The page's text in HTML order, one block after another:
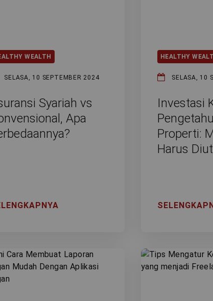
WEALTH
SELASA, 10 SEPTEMBER 2024
Syariah vs
Apa
HEALTHY
SELASA, 10
Investasi
Properti:
Harus
kualitas layanan kami dan